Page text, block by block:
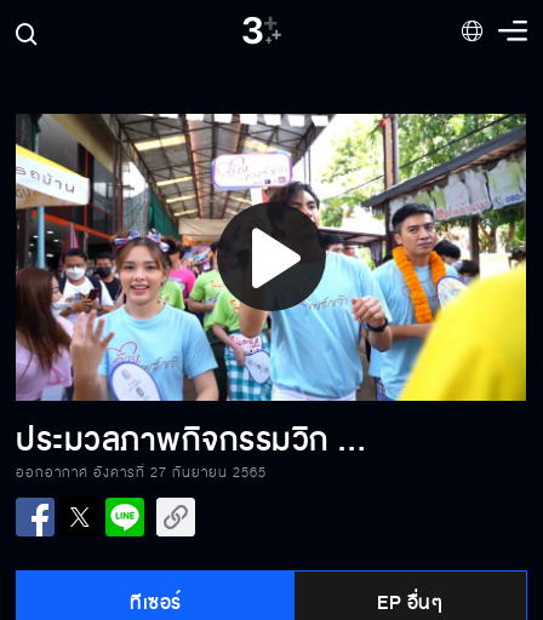
Play
Video
ประมวลภาพกิจกรรมวิก 3 ออนทัวร์ ม่วนคักๆ ฮัก ซิ่ง แซ่บ
ออกอากาศ อังคารที่ 27 กันยายน 2565
ทีเซอร์ EP อื่นๆ
เฑียร" หรือ "แก้ว" ใครจะวินกันน้า?
รวมภาพความม่วนคัก ม่วนแฮงกับแก๊ง "วิก 3
ออนทัวร์"
วงการแฟชั่นมีสะเทือน! เตรียมฮากระจายกับ Cat
Walk สุดม่วนของแก๊งวิก 3 ออนทัวร์
หนุ่มแซ่บ สาวแซ่บ โชว์ลีลาตำสะดิ้ง ลำซิ่ง ยกสาก
จะม่วนแค่ไหนต้องท่าเบิ่งเด้อ!
“ไอซ์-โกสินทร์-มอส-แซ็ค” พาไปแซ่บใน “วิก 3
ออนทัวร์ ม่วนคักๆ ฮัก ซิ่ง แซ่บ” EP. 2
พาเดินสายขอพรรับพลังกลางเมืองอุดร